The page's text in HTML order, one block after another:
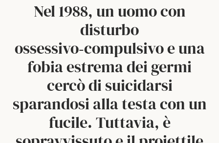
Nel 1988, un uomo con
disturbo
ossessivo‑compulsivo e una
fobia estrema dei germi
cercò di suicidarsi
sparandosi alla testa con un
fucile. Tuttavia, è